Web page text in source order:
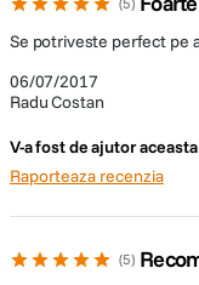
06/07/2017
Radu Costan
Se potriveste perfect pe
V-a fost de ajutor
Raporteaza recenzia
5